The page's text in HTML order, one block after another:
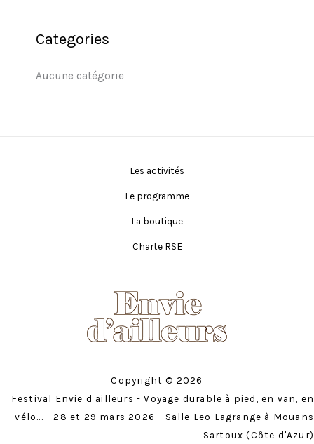
Categories
Aucune catégorie
Les activités
Le programme
La boutique
Charte RSE
Copyright © 2026
Festival Envie d ailleurs - Voyage durable à pied, en van, en
vélo... - 28 et 29 mars 2026 - Salle Leo Lagrange à Mouans
Sartoux (Côte d'Azur)